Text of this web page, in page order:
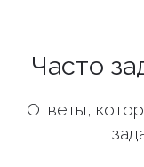
Часто
Ответы,